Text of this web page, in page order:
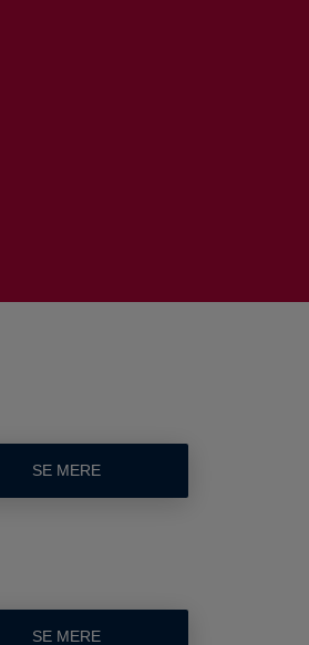
SE MERE
SE MERE